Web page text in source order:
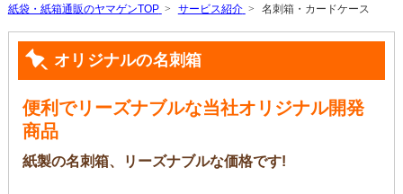
紙袋・紙箱通販のヤマゲンTOP サービス紹介 名刺箱・カードケース
オリジナルの名刺箱
便利でリーズナブルな当社オリジナル開発
商品
紙製の名刺箱、リーズナブルな価格です!